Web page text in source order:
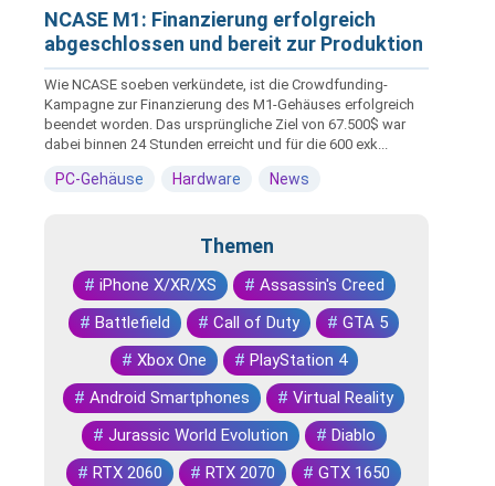
NCASE M1: Finanzierung erfolgreich
abgeschlossen und bereit zur Produktion
Wie NCASE soeben verkündete, ist die Crowdfunding-
Kampagne zur Finanzierung des M1-Gehäuses erfolgreich
beendet worden. Das ursprüngliche Ziel von 67.500$ war
dabei binnen 24 Stunden erreicht und für die 600 exk...
PC-Gehäuse Hardware News
Themen
# iPhone X/XR/XS # Assassin's Creed
# Battlefield # Call of Duty # GTA 5
# Xbox One # PlayStation 4
# Android Smartphones # Virtual Reality
# Jurassic World Evolution # Diablo
# RTX 2060 # RTX 2070 # GTX 1650